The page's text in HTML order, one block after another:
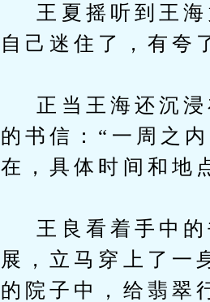
王夏摇听到王海
自己迷住了，有夸
正当王海还沉浸
的书信：“一周之
在，具体时间和地
王良看着手中的
展，立马穿上了一
的院子中，给翡翠